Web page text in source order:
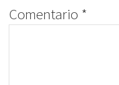
Comentario *